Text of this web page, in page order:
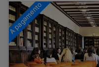
A pagamento